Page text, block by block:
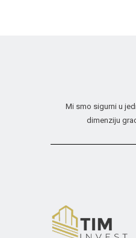
Mi smo sigurni u
dimenziju